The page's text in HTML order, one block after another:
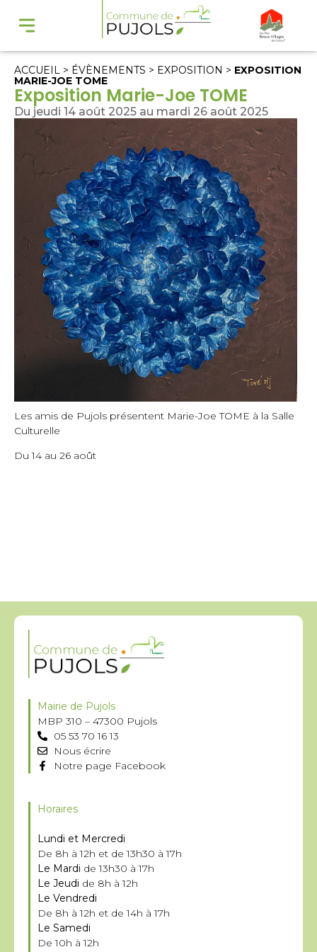
ACCUEIL > ÉVÈNEMENTS > EXPOSITION > EXPOSITION
MARIE-JOE TOME
Exposition Marie-Joe TOME
Du jeudi 14 août 2025 au mardi 26 août 2025
Les amis de Pujols présentent Marie-Joe TOME à la Salle
Culturelle
Du 14 au 26 août
Mairie de Pujols
MBP 310 – 47300 Pujols
05 53 70 16 13
Nous écrire
Notre page Facebook
Horaires
Lundi et Mercredi
De 8h à 12h et de 13h30 à 17h
Le Mardi de 13h30 à 17h
Le Jeudi de 8h à 12h
Le Vendredi
De 8h à 12h et de 14h à 17h
Le Samedi
De 10h à 12h